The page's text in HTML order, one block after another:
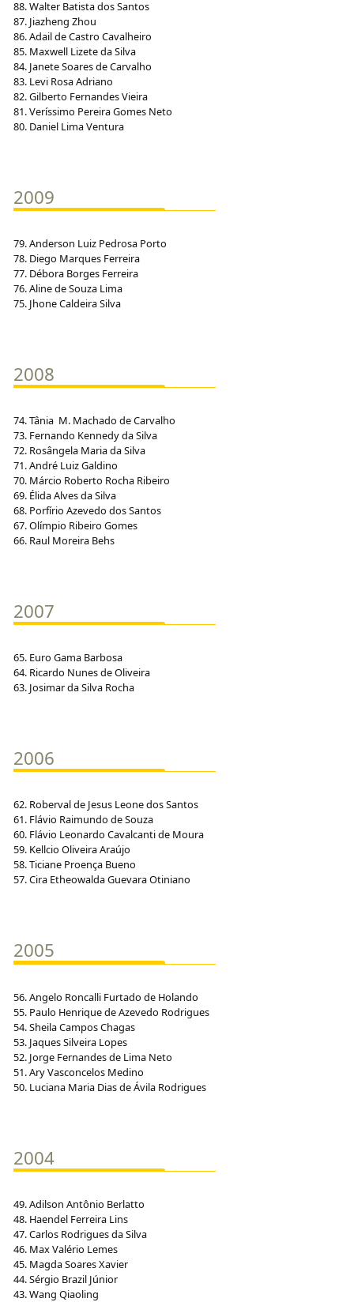
88. Walter Batista dos Santos
87. Jiazheng Zhou
86. Adail de Castro Cavalheiro
85. Maxwell Lizete da Silva
84. Janete Soares de Carvalho
83. Levi Rosa Adriano
82. Gilberto Fernandes Vieira
81. Veríssimo Pereira Gomes Neto
80. Daniel Lima Ventura
2009
79. Anderson Luiz Pedrosa Porto
78. Diego Marques Ferreira
77. Débora Borges Ferreira
76. Aline de Souza Lima
75. Jhone Caldeira Silva
2008
74. Tânia M. Machado de Carvalho
73. Fernando Kennedy da Silva
72. Rosângela Maria da Silva
71. André Luiz Galdino
70. Márcio Roberto Rocha Ribeiro
69. Élida Alves da Silva
68. Porfírio Azevedo dos Santos
67. Olímpio Ribeiro Gomes
66. Raul Moreira Behs
2007
65. Euro Gama Barbosa
64. Ricardo Nunes de Oliveira
63. Josimar da Silva Rocha
2006
62. Roberval de Jesus Leone dos Santos
61. Flávio Raimundo de Souza
60. Flávio Leonardo Cavalcanti de Moura
59. Kellcio Oliveira Araújo
58. Ticiane Proença Bueno
57. Cira Etheowalda Guevara Otiniano
2005
56. Angelo Roncalli Furtado de Holando
55. Paulo Henrique de Azevedo Rodrigues
54. Sheila Campos Chagas
53. Jaques Silveira Lopes
52. Jorge Fernandes de Lima Neto
51. Ary Vasconcelos Medino
50. Luciana Maria Dias de Ávila Rodrigues
2004
49. Adilson Antônio Berlatto
48. Haendel Ferreira Lins
47. Carlos Rodrigues da Silva
46. Max Valério Lemes
45. Magda Soares Xavier
44. Sérgio Brazil Júnior
43. Wang Qiaoling